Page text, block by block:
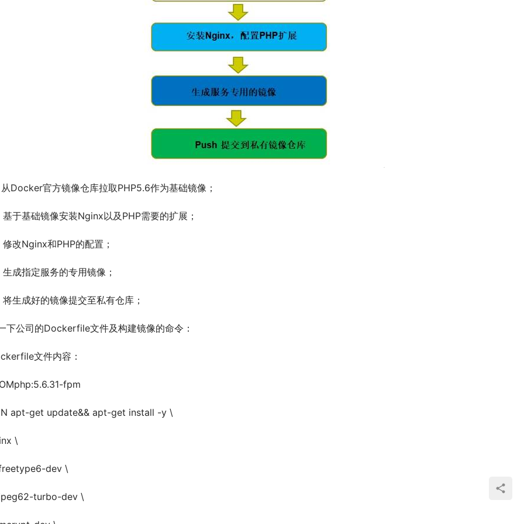
从Docker官方镜像仓库拉取PHP5.6作为基础镜像；
基于基础镜像安装Nginx以及PHP需要的扩展；
修改Nginx和PHP的配置；
生成指定服务的专用镜像；
将生成好的镜像提交至私有仓库；
下公司的Dockerfile文件及构建镜像的命令：
文件内容：
fpm
apt-get update&& apt-get install -y \
\
dev \
turbo-dev \